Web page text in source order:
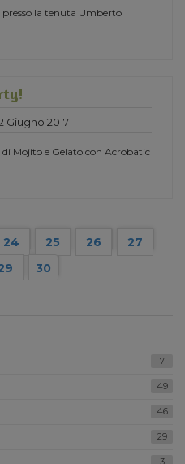
presso la tenuta Umberto
Giugno 2017
Mojito e Gelato con Acrobatic
24 25 26
27
30
7
49
46
29
3